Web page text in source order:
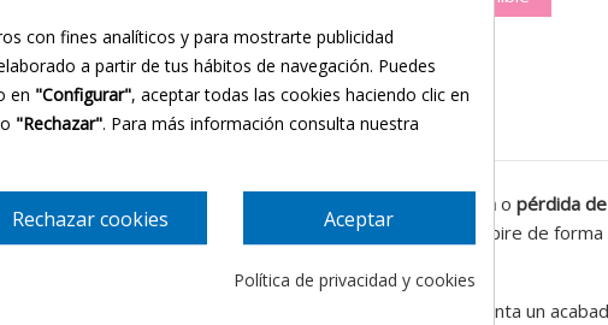
alopecia o pérdida
a regular la temperatura y permitiendo que la piel respire de forma
sin ejercer presiones innecesarias. El tejido presenta un
con fines analíticos y para mostrarte publicidad
a partir de tus hábitos de navegación. Puedes
en "Configurar", aceptar todas las cookies haciendo clic en
"Rechazar". Para más información consulta nuestra
Aceptar
Rechazar cookies
Política de privacidad y cookies